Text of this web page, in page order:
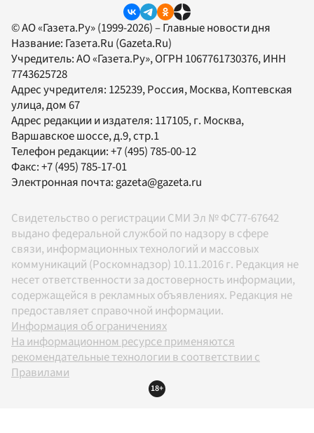
© АО «Газета.Ру» (1999-2026) – Главные новости дня
Название: Газета.Ru (Gazeta.Ru)
Учредитель:АО «Газета.Ру», ОГРН 1067761730376, ИНН
7743625728
Адрес учредителя: 125239, Россия, Москва, Коптевская
улица, дом 67
Адрес редакции и издателя: 117105, г. Москва,
Варшавское шоссе, д.9, стр.1
Телефон редакции:+7 (495) 785-00-12
Факс:+7 (495) 785-17-01
Электронная почта:gazeta@gazeta.ru
Свидетельство о регистрации СМИ Эл № ФС77-67642
выдано федеральной службой по надзору в сфере
связи, информационных технологий и массовых
коммуникаций (Роскомнадзор) 10.11.2016 г. Редакция не
несет ответственности за достоверность информации,
содержащейся в рекламных объявлениях. Редакция не
предоставляет справочной информации.
Информация об ограничениях
На информационном ресурсе применяются
рекомендательные технологии в соответствии с
Правилами
18+